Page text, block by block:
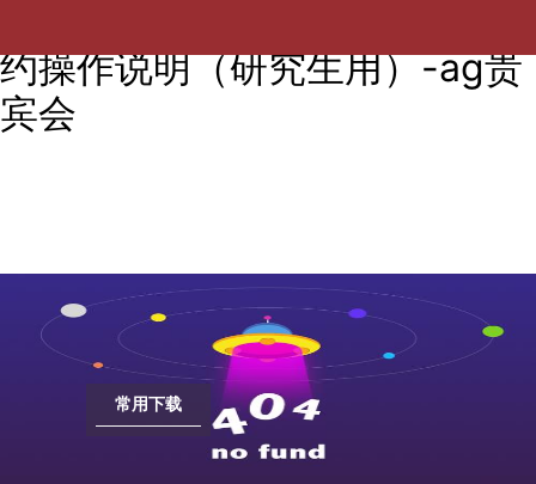
约操作说明（研究生用）-ag贵
宾会
常用下载